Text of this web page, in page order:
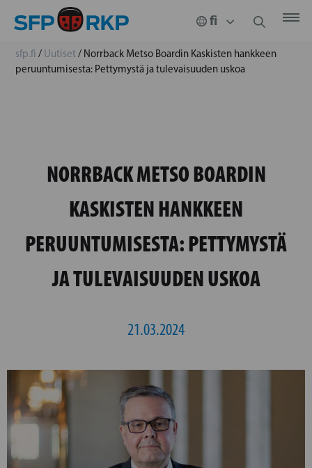
sfp.fi / Uutiset/ Norrback Metso Boardin Kaskisten hankkeen
peruuntumisesta: Pettymystä ja tulevaisuuden uskoa
NORRBACK METSO BOARDIN
KASKISTEN HANKKEEN
PERUUNTUMISESTA: PETTYMYSTÄ
JA TULEVAISUUDEN USKOA
21.03.2024